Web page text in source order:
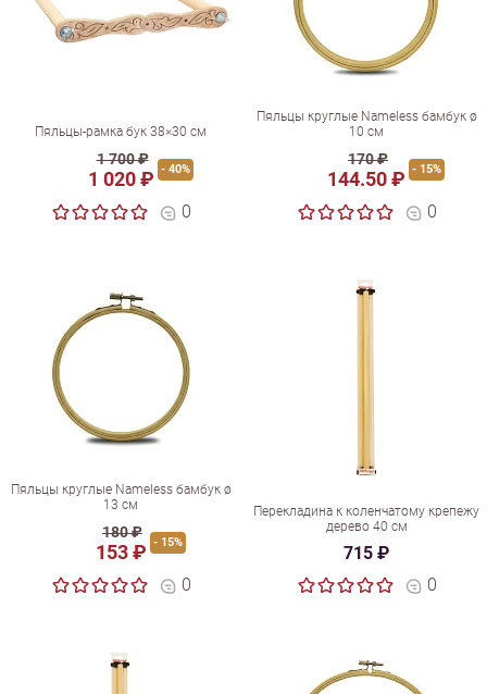
Пяльцы-рамка бук 38×30 см
1 700 ₽
1 020 ₽ - 40%
0
Пяльцы круглые Nameless бамбук ø
10 см
170 ₽
144.50 ₽ - 15%
0
Пяльцы круглые Nameless бамбук ø
13 см
180 ₽
153 ₽ - 15%
0
Перекладина к коленчатому крепежу
дерево 40 см
715 ₽
0